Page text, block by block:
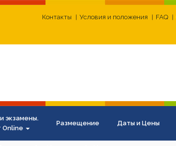
Контакты Условия и положения FAQ
экзамены.
Online
Размещение Даты и Цены